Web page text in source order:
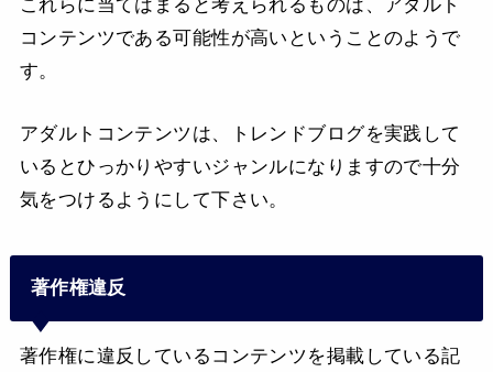
これらに当てはまると考えられるものは、アダルト
コンテンツである可能性が高いということのようで
す。
アダルトコンテンツは、トレンドブログを実践して
いるとひっかりやすいジャンルになりますので十分
気をつけるようにして下さい。
著作権違反
著作権に違反しているコンテンツを掲載している記